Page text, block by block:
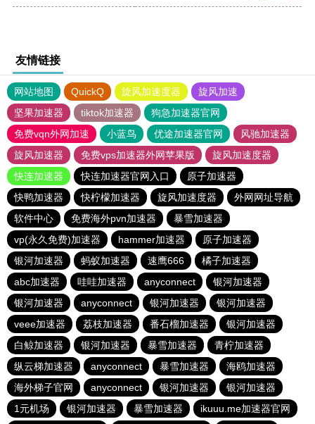
友情链接
网站地图 QuickQ 旋风加速度器
旋风加速
坚果加速器
tiktok加速器
狗急加速器官网
免费vqn外网加速
小蓝鸟 优途加速器官网
风驰加速器
旋风加速器
免费vps加速器外网苹果版
旋风加速度器
快连加速器
快连加速器官网入口
原子加速器
快鸭加速器
快柠檬加速器 旋风加速度器
外网网址导航
软件中心
免费海外pvn加速器
暴雪加速器
vp(永久免费)加速器
hammer加速器
原子加速器
银河加速器
蚂蚁加速器 速鹰666
橘子加速器
abc加速器
哇哇加速器 anyconnect
银河加速器
银河加速器
anyconnect 银河加速器
银河加速器
veee加速器
荔枝加速器 番石榴加速器
银河加速器
白鲸加速器
银河加速器 暴雪加速器
青柠加速器
纵云梯加速器
anyconnect 暴雪加速器
海鸥加速器
海外梯子官网
anyconnect 银河加速器
银河加速器
1元机场
银河加速器 暴雪加速器 ikuuu.me加速器官网